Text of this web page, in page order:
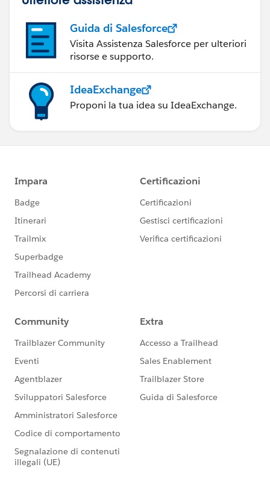
Guida di Salesforce
Visita Assistenza Salesforce per ulteriori
risorse e supporto.
IdeaExchange
Proponi la tua idea su IdeaExchange.